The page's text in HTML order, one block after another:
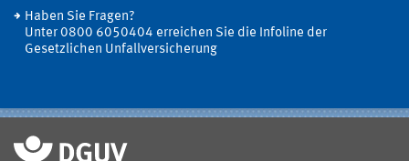
Haben Sie Fragen?
Unter 0800 6050404 erreichen Sie die Infoline der
Gesetzlichen Unfallversicherung